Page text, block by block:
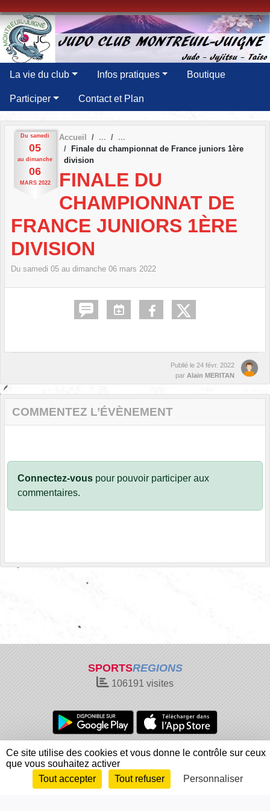
La vie du club Infos pratiques Boutique
Participer Contact et Plan
Du samedi
05
au dimanche
06
MARS 2022
Accueil
Finale du championnat de France juniors 1ère
division
FINALE DU
CHAMPIONNAT DE
FRANCE JUNIORS 1ÈRE
DIVISION
Du samedi 05 au dimanche 06 mars 2022
Publié le 24 févr. 2022
par Alain MERITAN
COMMENTEZ L’ÉVÈNEMENT
Connectez-vous pour pouvoir participer aux
commentaires.
SPORTSREGIONS
106191 visites
Charte cookies
Gestion des cookies
Informations légales
Signaler un contenu inapproprié
Envie de participer ?
Connexion
Ce site utilise des cookies et vous donne le contrôle sur ceux
que vous souhaitez activer
Tout accepter
Tout refuser Personnaliser